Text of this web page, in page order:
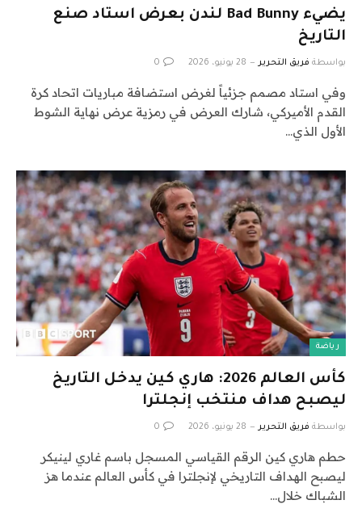
يضيء Bad Bunny لندن بعرض استاد صنع
التاريخ
بواسطة فريق التحرير 28 يونيو، 2026 0
وفي استاد مصمم جزئياً لغرض استضافة مباريات اتحاد كرة
القدم الأميركي، شارك العرض في رمزية عرض نهاية الشوط
الأول الذي…
رياضة
كأس العالم 2026: هاري كين يدخل التاريخ
ليصبح هداف منتخب إنجلترا
بواسطة فريق التحرير 28 يونيو، 2026 0
حطم هاري كين الرقم القياسي المسجل باسم غاري لينيكر
ليصبح الهداف التاريخي لإنجلترا في كأس العالم عندما هز
الشباك خلال…